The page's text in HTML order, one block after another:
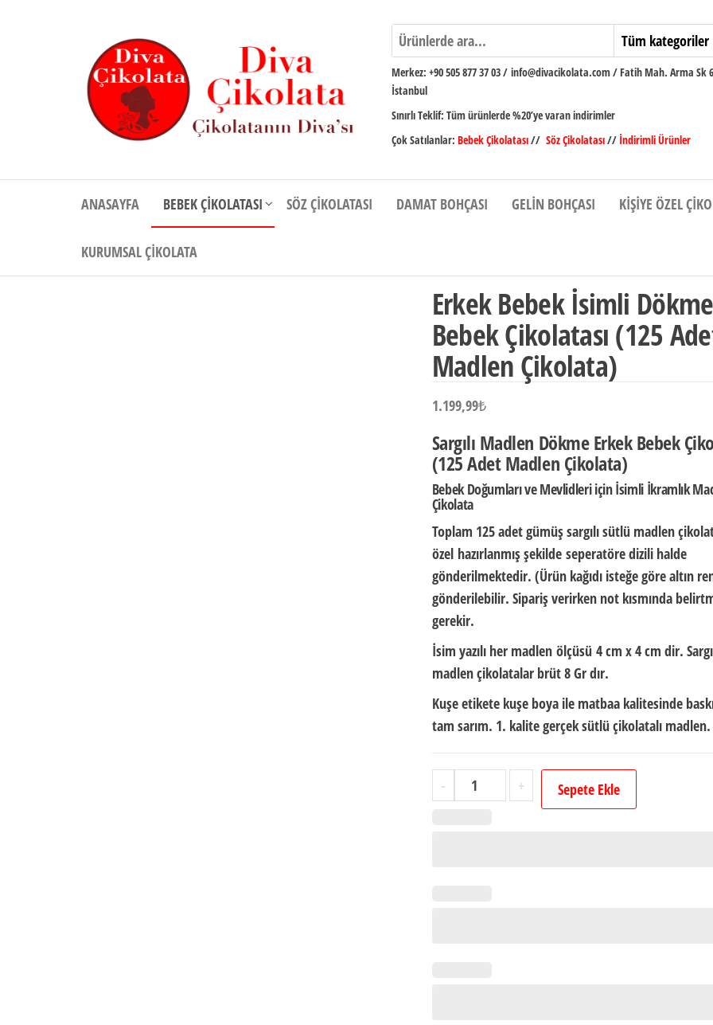
Çikolata
Merkez: +90 505 877 37 03/ info@divacikolata.com / Fatih Mah. Arma Sk
İstanbul
Sınırlı Teklif: Tüm ürünlerde %20’ye varan indirimler
Çok Satılanlar: Bebek Çikolatası// Söz Çikolatası// İndirimli Ürünler
ANASAYFA BEBEK ÇIKOLATASI SÖZ ÇIKOLATASI DAMAT BOHÇASI GELIN BOHÇASI KIŞIYE ÖZEL
KURUMSAL ÇIKOLATA
Erkek Bebek İsimli Dökme
Bebek Çikolatası (125
Madlen Çikolata)
1.199,99₺
Sargılı Madlen Dökme Erkek Bebek
(125 Adet Madlen Çikolata)
Bebek Doğumları ve Mevlidleri için İsimli İkramlık
Çikolata
Toplam 125 adet gümüş sargılı sütlü madlen
özel hazırlanmış şekilde seperatöre dizili halde
gönderilmektedir. (Ürün kağıdı isteğe göre altın
gönderilebilir. Sipariş verirken not kısmında
gerekir.
İsim yazılı her madlen ölçüsü 4 cm x 4 cm dir.
madlen çikolatalar brüt8 Grdır.
Kuşe etikete kuşe boya ile matbaa kalitesinde
tam sarım. 1. kalite gerçek sütlü çikolatalı madlen.
-
Erkek
Bebek
+ Sepete Ekle